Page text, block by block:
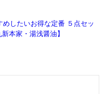
したいお得な定番 ５点セッ
本家・湯浅醤油】